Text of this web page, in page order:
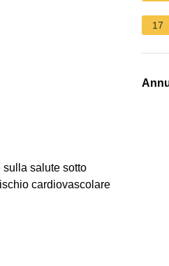
sulla salute sotto
cardiovascolare
17